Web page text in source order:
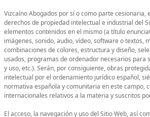
Vizcaíno Abogados por sí o como parte cesionaria,
derechos de propiedad intelectual e industrial del
elementos contenidos en el mismo (a título
imágenes, sonido, audio, vídeo, software o textos,
combinaciones de colores, estructura y diseño,
usados, programas de ordenador necesarios para
y uso, etc.). Serán, por consiguiente, obras
intelectual por el ordenamiento jurídico español,
normativa española y comunitaria en este campo,
internacionales relativos a la materia y suscritos
El acceso, la navegación y uso del Sitio Web, así